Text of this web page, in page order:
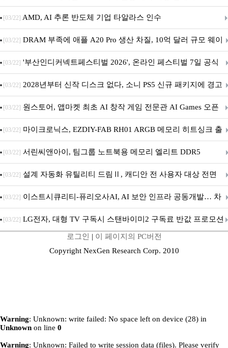
[03/22] AMD, AI 추론 반도체 기업 타알라스 인수
[03/22] DRAM 부족에 애플 A20 Pro 생산 차질, 10억 달러 규모 웨이
퍼 대기
[03/22] '부산인디커넥트페스티벌 2026', 온라인 페스티벌 7일 공식
개막... 22일간 진행
[03/22] 2028년부터 신작 디스크 없다, 소니 PS5 신규 패키지에 경고
문 추가
[03/22] 원스토어, 앱마켓 최초 AI 창작 게임 전문관 AI Games 오픈
[03/22] 마이크로닉스, EZDIY-FAB RH01 ARGB 메모리 히트싱크 출
시
[03/22] 서린씨앤아이, 팀그룹 노트북용 메모리 엘리트 DDR5
5600MHz 16GB 출시
[03/22] 설계 자동화 유틸리티 드림Ⅱ, 캐디안 전 사용자 대상 전면
무상 배포
[03/22] 이스트시큐리티-퓨리오사AI, AI 보안 인프라 공동개발… 차
세대 AI 보안 플랫폼 구축
[03/22] LG전자, 대형 TV 구독시 스탠바이미2 구독료 반값 프로모션
로그인 | 이 페이지의 PC버전
Copyright NexGen Research Corp. 2010
Warning: Unknown: write failed: No space left on device (28) in
Unknown on line 0
Warning: Unknown: Failed to write session data (files). Please verify